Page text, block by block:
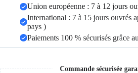
Union européenne : 7 à 12 jours
International : 7 à 15 jours ouvrés
pays )
Paiements 100 % sécurisés grâce
Commande sécurisée